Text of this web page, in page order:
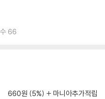
66
660원 (5%) 마니아추가적립